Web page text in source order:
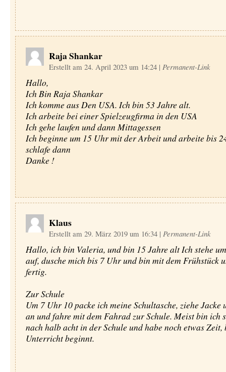
Raja Shankar
Erstellt am 24. April 2023 um 14:24 | Permanent-Link
Hallo,
Ich Bin Raja Shankar
Ich komme aus Den USA. Ich bin 53 Jahre alt.
Ich arbeite bei einer Spielzeugfirma in den USA
Ich gehe laufen und dann Mittagessen
Ich beginne um 15 Uhr mit der Arbeit und arbeite bis
schlafe dann
Danke !
Klaus
Erstellt am 29. März 2019 um 16:34 | Permanent-Link
Hallo, ich bin Valeria, und bin 15 Jahre alt Ich stehe
auf, dusche mich bis 7 Uhr und bin mit dem Frühstück
fertig.
Zur Schule
Um 7 Uhr 10 packe ich meine Schultasche, ziehe Jacke
an und fahre mit dem Fahrad zur Schule. Meist bin ich
nach halb acht in der Schule und habe noch etwas Zeit,
Unterricht beginnt.